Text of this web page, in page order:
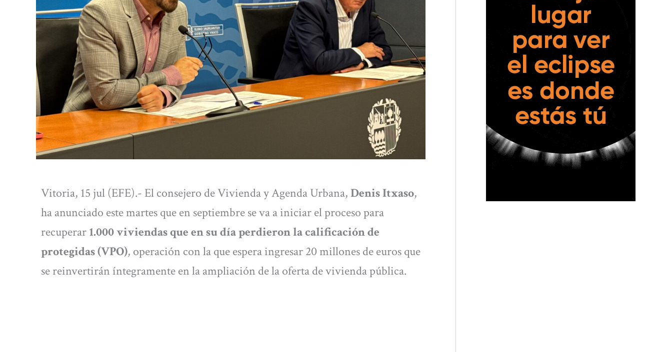
Vitoria, 15 jul (EFE).- El consejero de Vivienda y Agenda Urbana,Denis Itxaso,
ha anunciado este martes que en septiembre se va a iniciar el proceso para
recuperar1.000 viviendas que en su día perdieron la calificación de
protegidas (VPO), operación con la que espera ingresar 20 millones de euros que
se reinvertirán íntegramente en la ampliación de la oferta de vivienda pública.